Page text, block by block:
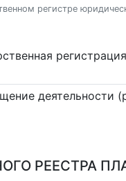
регистре
деятельности
РЕЕСТРА